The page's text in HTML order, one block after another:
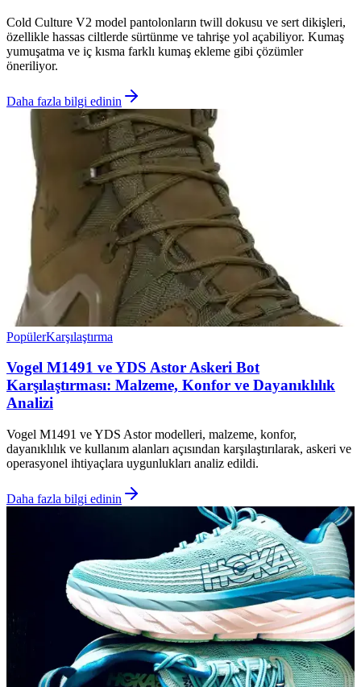
Cold Culture V2 model pantolonların twill dokusu ve sert dikişleri,
özellikle hassas ciltlerde sürtünme ve tahrişe yol açabiliyor. Kumaş
yumuşatma ve iç kısma farklı kumaş ekleme gibi çözümler
öneriliyor.
Daha fazla bilgi edinin
PopülerKarşılaştırma
Vogel M1491 ve YDS Astor Askeri Bot
Karşılaştırması: Malzeme, Konfor ve Dayanıklılık
Analizi
Vogel M1491 ve YDS Astor modelleri, malzeme, konfor,
dayanıklılık ve kullanım alanları açısından karşılaştırılarak, askeri ve
operasyonel ihtiyaçlara uygunlukları analiz edildi.
Daha fazla bilgi edinin